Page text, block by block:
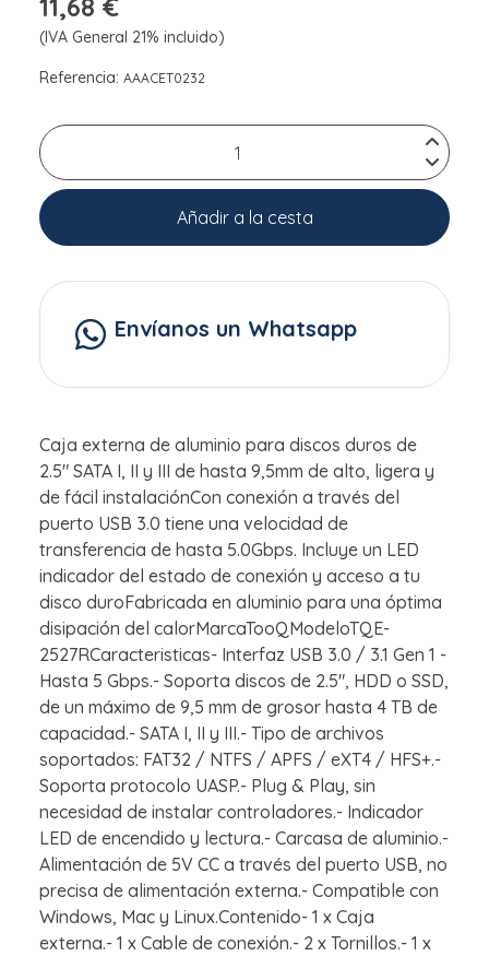
11,68 €
(IVA General 21% incluido)
Referencia: AAACET0232
Añadir a la cesta
Envíanos un Whatsapp
Caja externa de aluminio para discos duros de
2.5" SATA I, II y III de hasta 9,5mm de alto, ligera y
de fácil instalaciónCon conexión a través del
puerto USB 3.0 tiene una velocidad de
transferencia de hasta 5.0Gbps. Incluye un LED
indicador del estado de conexión y acceso a tu
disco duroFabricada en aluminio para una óptima
disipación del calorMarcaTooQModeloTQE-
2527RCaracteristicas- Interfaz USB 3.0 / 3.1 Gen 1 -
Hasta 5 Gbps.- Soporta discos de 2.5", HDD o SSD,
de un máximo de 9,5 mm de grosor hasta 4 TB de
capacidad.- SATA I, II y III.- Tipo de archivos
soportados: FAT32 / NTFS / APFS / eXT4 / HFS+.-
Soporta protocolo UASP.- Plug & Play, sin
necesidad de instalar controladores.- Indicador
LED de encendido y lectura.- Carcasa de aluminio.-
Alimentación de 5V CC a través del puerto USB, no
precisa de alimentación externa.- Compatible con
Windows, Mac y Linux.Contenido- 1 x Caja
externa.- 1 x Cable de conexión.- 2 x Tornillos.- 1 x